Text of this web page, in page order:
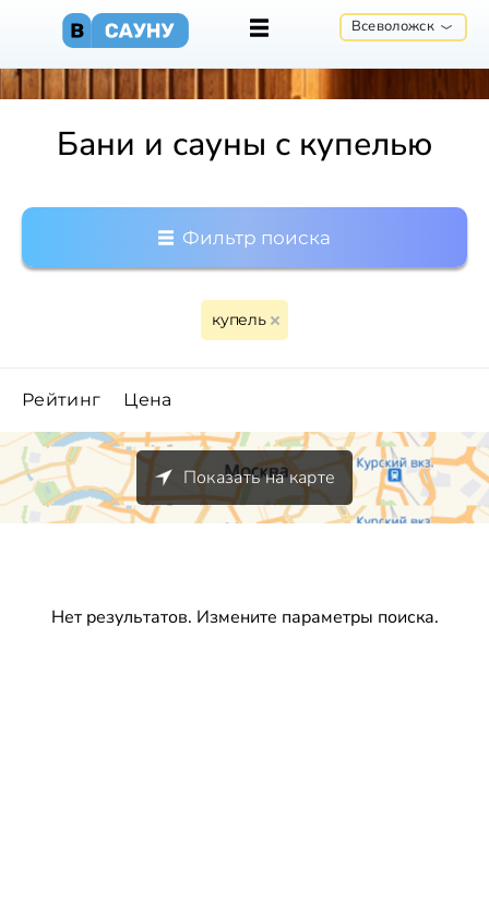
Всеволожск
Бани и сауны с купелью
Фильтр поиска
купель
Рейтинг Цена
Показать на карте
Нет результатов. Измените параметры поиска.